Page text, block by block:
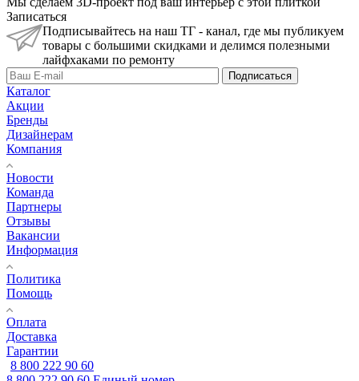
Записаться
Подписывайтесь на наш ТГ - канал, где мы публикуем
товары с большими скидками и делимся полезными
лайфхаками по ремонту
Подписаться
Каталог
Акции
Бренды
Дизайнерам
Компания
Новости
Команда
Партнеры
Отзывы
Вакансии
Информация
Политика
Помощь
Оплата
Доставка
Гарантии
8 800 222 90 60